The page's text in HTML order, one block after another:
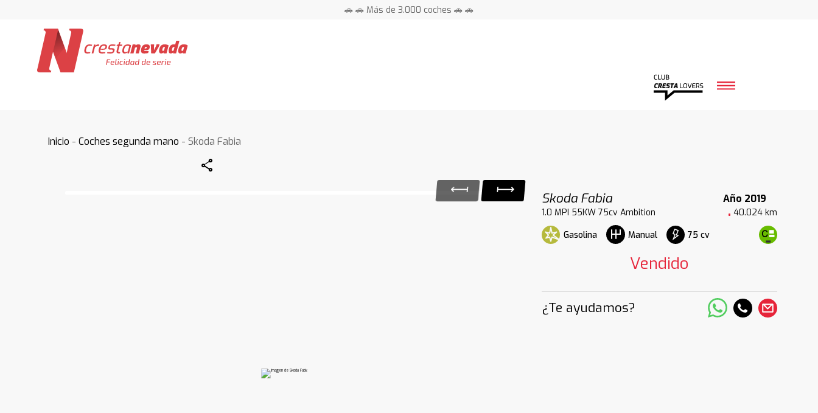
🚗 🚗 Más de 3.000 coches 🚗 🚗
Inicio -Coches segunda mano - Skoda Fabia
Share
Skoda Fabia
Año 2019
1.0 MPI 55KW 75cv Ambition
40.024 km
Gasolina
Manual 75 cv
Vendido
¿Te ayudamos?